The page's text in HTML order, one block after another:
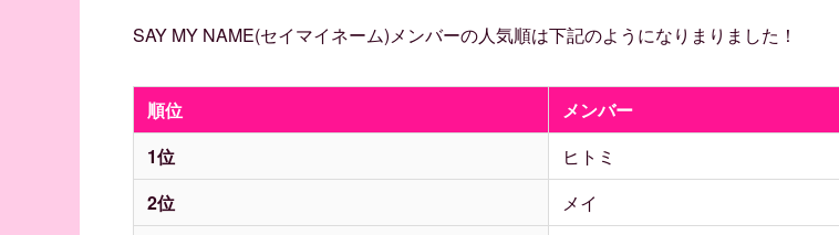
SAY MY NAME(セイマイネーム)メンバーの人気順は下記のようになりまりました！
順位
メンバー
1位
ヒトミ
2位
メイ